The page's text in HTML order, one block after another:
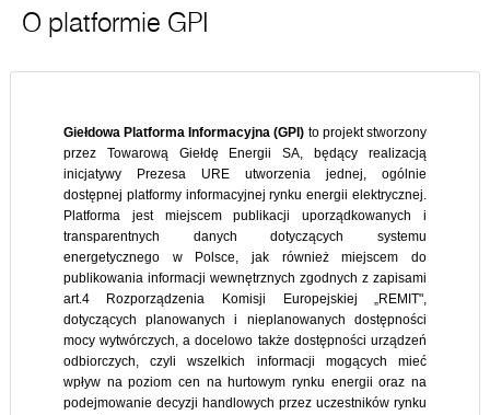
O platformie GPI
Giełdowa Platforma Informacyjna (GPI) to projekt stworzony
przez Towarową Giełdę Energii SA, będący realizacją
inicjatywy Prezesa URE utworzenia jednej, ogólnie
dostępnej platformy informacyjnej rynku energii elektrycznej.
Platforma jest miejscem publikacji uporządkowanych i
transparentnych danych dotyczących systemu
energetycznego w Polsce, jak również miejscem do
publikowania informacji wewnętrznych zgodnych z zapisami
art.4 Rozporządzenia Komisji Europejskiej „REMIT",
dotyczących planowanych i nieplanowanych dostępności
mocy wytwórczych, a docelowo także dostępności urządzeń
odbiorczych, czyli wszelkich informacji mogących mieć
wpływ na poziom cen na hurtowym rynku energii oraz na
podejmowanie decyzji handlowych przez uczestników rynku